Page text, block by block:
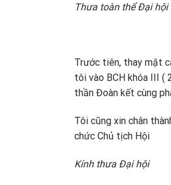
Thưa toàn thể Đại hội
Trước tiên, thay mặt
tôi vào BCH khóa III (
thần Đoàn kết cùng
Tôi cũng xin chân
chức Chủ tịch Hội
Kính thưa Đại hội